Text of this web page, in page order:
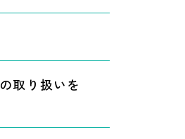
取り扱いを